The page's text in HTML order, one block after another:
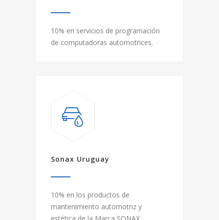
10% en servicios de programación
de computadoras automotrices.
Sonax Uruguay
10% en los productos de
mantenimiento automotriz y